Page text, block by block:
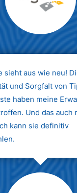
Max Mustermann
Unternehmen AG
sieht aus wie neu!
und Sorgfalt von
haben meine
Und das auch
kann sie definitiv